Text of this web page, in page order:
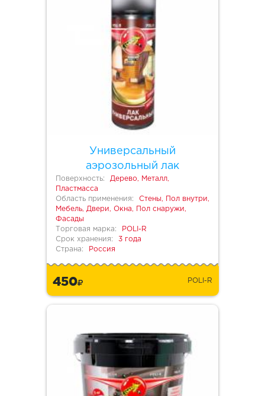
Универсальный
аэрозольный лак
Поверхность:
Дерево, Металл,
Пластмасса
Область применения:
Стены, Пол внутри,
Мебель, Двери, Окна, Пол снаружи,
Фасады
Торговая марка:
POLI-R
Срок хранения:
3 года
Страна:
Россия
450 POLI-R